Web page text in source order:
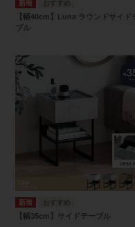
【幅40cm】Luna ラウンドサイド
ブル
【幅35cm】サイドテーブル